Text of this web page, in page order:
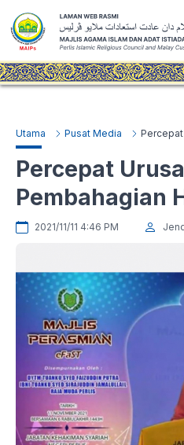
Utama Pusat Media
Percepat
Pembahagian
2021/11/11 4:46 PM